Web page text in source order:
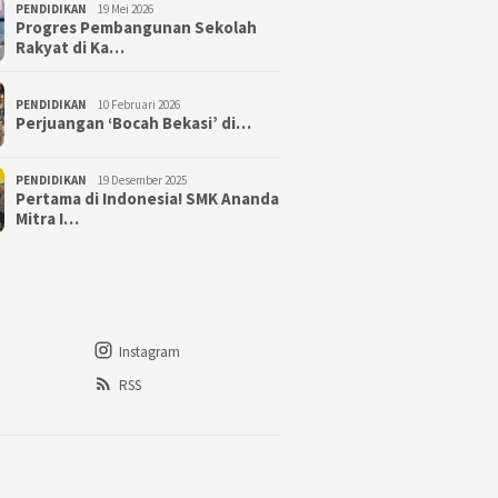
PENDIDIKAN 19 Mei 2026
Progres Pembangunan Sekolah
Rakyat di Ka…
PENDIDIKAN 10 Februari 2026
Perjuangan ‘Bocah Bekasi’ di…
PENDIDIKAN 19 Desember 2025
Pertama di Indonesia! SMK Ananda
Mitra I…
Instagram
RSS